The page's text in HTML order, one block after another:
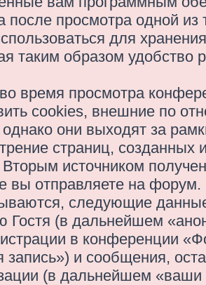
после просмотра одной
для
таким образом удобство
время просмотра
cookies, внешние по
они выходят за
страниц,
Вторым источником
вы отправляете на
следующие
Гостя (в дальнейшем
в конференции
запись») и сообщения,
(в дальнейшем